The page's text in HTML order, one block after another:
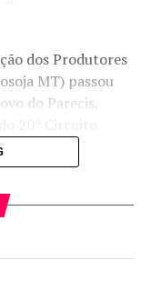
dos Produtores
MT) passou
do Parecis,
além da